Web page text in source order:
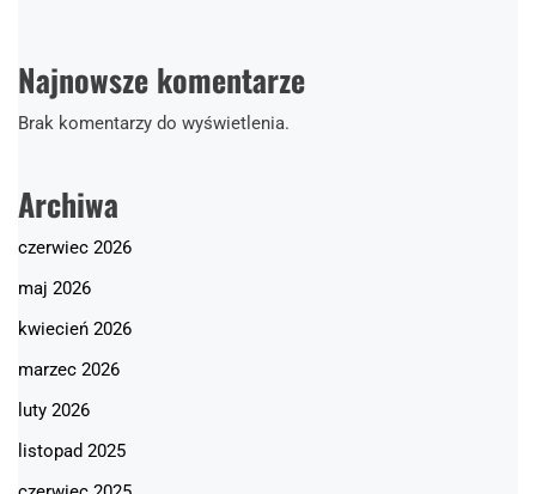
Najnowsze komentarze
Brak komentarzy do wyświetlenia.
Archiwa
czerwiec 2026
maj 2026
kwiecień 2026
marzec 2026
luty 2026
listopad 2025